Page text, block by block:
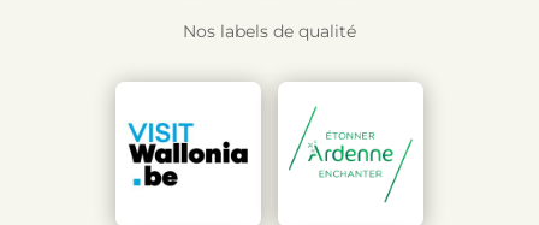
Nos labels de qualité